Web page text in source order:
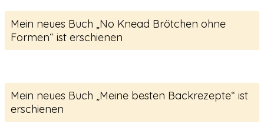
Mein neues Buch „No Knead Brötchen ohne
Formen“ ist erschienen
Mein neues Buch „Meine besten Backrezepte“ ist
erschienen